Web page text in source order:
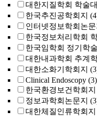
대한지질학회 학술
한국추진공학회지
인터넷정보학회논문
한국정보처리학회
한국임학회 정기학
대한내과학회 추계
대한소화기학회지
Clinical Endoscopy (3)
한국환경보건학회지
정보과학회논문지
대한체질인류학회지